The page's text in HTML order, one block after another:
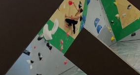
English
Español